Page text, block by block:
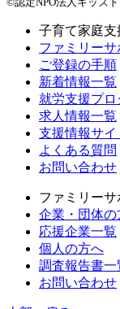
子育て家庭支
ファミリー
ご登録の手順
新着情報一覧
就労支援プロ
求人情報一覧
支援情報サイ
よくある質問
お問い合わせ
ファミリー
企業・団体の
応援企業一覧
個人の方へ
調査報告書一
お問い合わせ